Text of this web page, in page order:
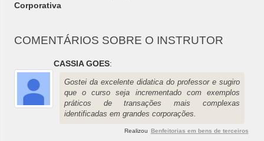
Corporativa
COMENTÁRIOS SOBRE O INSTRUTOR
CASSIA GOES:
Gostei da excelente didatica do professor e sugiro
que o curso seja incrementado com exemplos
práticos de transações mais complexas
identificadas em grandes corporações.
Realizou Benfeitorias em bens de terceiros